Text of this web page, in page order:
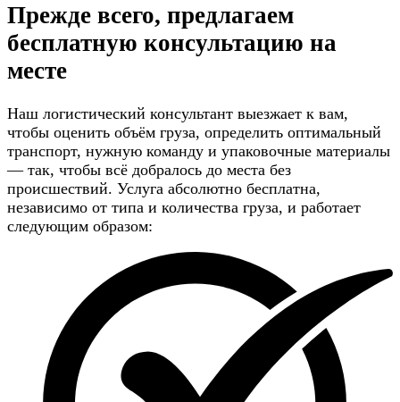
Прежде всего, предлагаем
бесплатную консультацию на
месте
Наш логистический консультант выезжает к вам,
чтобы оценить объём груза, определить оптимальный
транспорт, нужную команду и упаковочные материалы
— так, чтобы всё добралось до места без
происшествий. Услуга абсолютно бесплатна,
независимо от типа и количества груза, и работает
следующим образом: